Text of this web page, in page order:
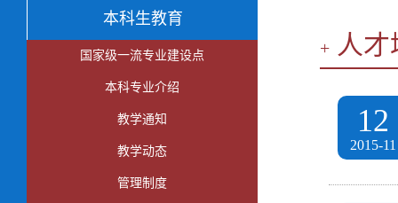
本科生教育
国家级一流专业建设点
本科专业介绍
教学通知
教学动态
管理制度
+ 人
12
2015-11